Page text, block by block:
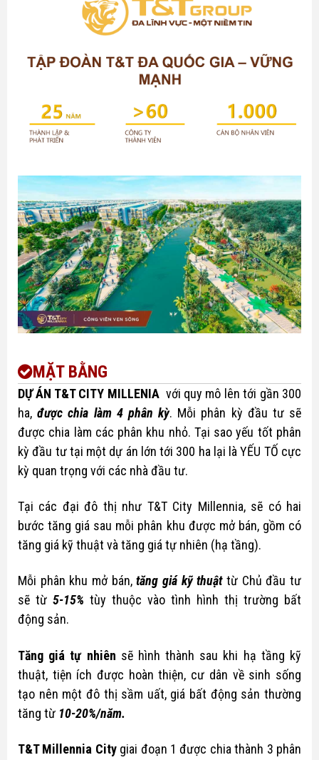
MẶT BẰNG
DỰ ÁN T&T CITY MILLENIAvới quy mô lên tới gần 300
ha,được chia làm 4 phân kỳ. Mỗi phân kỳ đầu tư sẽ
được chia làm các phân khu nhỏ. Tại sao yếu tốt phân
kỳ đầu tư tại một dự án lớn tới 300 ha lại là YẾU TỐ cực
kỳ quan trọng với các nhà đầu tư.
Tại các đại đô thị như T&T City Millennia, sẽ có hai
bước tăng giá sau mỗi phân khu được mở bán, gồm có
tăng giá kỹ thuật và tăng giá tự nhiên (hạ tầng).
Mỗi phân khu mở bán,tăng giá kỹ thuậttừ Chủ đầu tư
sẽ từ 5-15% tùy thuộc vào tình hình thị trường bất
động sản.
Tăng giá tự nhiên sẽ hình thành sau khi hạ tầng kỹ
thuật, tiện ích được hoàn thiện, cư dân về sinh sống
tạo nên một đô thị sầm uất, giá bất động sản thường
tăng từ 10-20%/năm.
T&T Millennia Citygiai đoạn 1 được chia thành 3 phân